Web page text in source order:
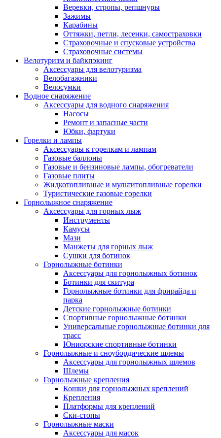
Веревки, стропы, репшнуры
Зажимы
Карабины
Оттяжки, петли, лесенки, самостраховки
Страховочные и спусковые устройства
Страховочные системы
Велотуризм и байкпэкинг
Аксессуары для велотуризма
Велобагажники
Велосумки
Водное снаряжение
Аксессуары для водного снаряжения
Насосы
Ремонт и запасные части
Юбки, фартуки
Горелки и лампы
Аксессуары к горелкам и лампам
Газовые баллоны
Газовые и бензиновые лампы, обогреватели
Газовые плиты
Жидкотопливные и мультитопливные горелки
Туристические газовые горелки
Горнолыжное снаряжение
Аксессуары для горных лыж
Инструменты
Камусы
Мази
Манжеты для горных лыж
Сушки для ботинок
Горнолыжные ботинки
Аксессуары для горнолыжных ботинок
Ботинки для скитура
Горнолыжные ботинки для фрирайда и
парка
Детские горнолыжные ботинки
Спортивные горнолыжные ботинки
Универсальные горнолыжные ботинки для
трасс
Юниорские спортивные ботинки
Горнолыжные и сноубордические шлемы
Аксессуары для горнолыжных шлемов
Шлемы
Горнолыжные крепления
Кошки для горнолыжных креплений
Крепления
Платформы для креплений
Ски-стопы
Горнолыжные маски
Аксессуары для масок